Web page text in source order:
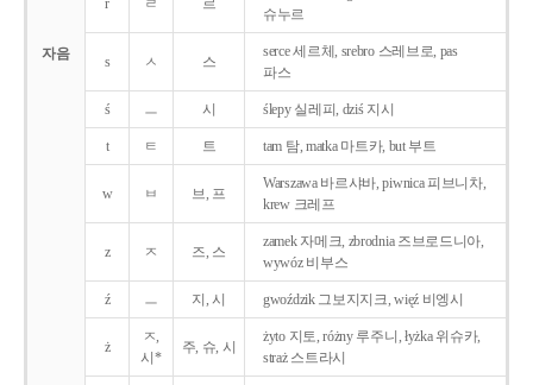
자음
r ㄹ 르
슈누르
s ㅅ 스
serce 세르체, srebro 스레브로, pas
파스
ś ㅡ 시 ślepy 실레피, dziś 지시
t ㅌ 트 tam 탐, matka 마트카, but 부트
w ㅂ 브, 프
Warszawa 바르샤바, piwnica 피브니차,
krew 크레프
z ㅈ 즈, 스
zamek 자메크, zbrodnia 즈브로드니아,
wywóz 비부스
ź ㅡ 지, 시 gwoździk 그보지지크, więź 비엥시
ż
ㅈ,
시*
주, 슈, 시
żyto 지토, różny 루주니, łyżka 위슈카,
straż 스트라시